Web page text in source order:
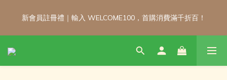
新會員註冊禮｜輸入 WELCOME100，首購消費滿千折百！
新會員註冊禮｜輸入 WELCOME100，首購消費滿千折百！
\ 免運門檻調整公告 / 6月1日起，常溫商品消費滿2,000免運！低溫